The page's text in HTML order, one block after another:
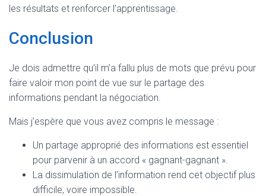
les résultats et renforcer l’apprentissage.
Conclusion
Je dois admettre qu’il m’a fallu plus de mots que prévu pour
faire valoir mon point de vue sur le partage des
informations pendant la négociation.
Mais j’espère que vous avez compris le message :
Un partage approprié des informations est essentiel
pour parvenir à un accord « gagnant-gagnant ».
La dissimulation de l’information rend cet objectif plus
difficile, voire impossible.